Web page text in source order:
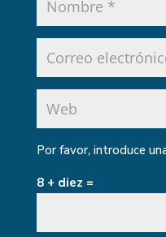
Por favor, introduce
8 + diez =